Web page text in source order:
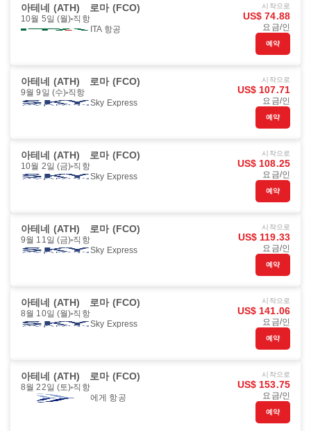
아테네 (ATH) 로마 (FCO)
10월 5일 (월) 직항
ITA 항공
시작으로
US$ 74.88
요금/인
예약
아테네 (ATH) 로마 (FCO)
9월 9일 (수) 직항
Sky Express
시작으로
US$ 107.71
요금/인
예약
아테네 (ATH) 로마 (FCO)
10월 2일 (금) 직항
Sky Express
시작으로
US$ 108.25
요금/인
예약
아테네 (ATH) 로마 (FCO)
9월 11일 (금) 직항
Sky Express
시작으로
US$ 119.33
요금/인
예약
아테네 (ATH) 로마 (FCO)
8월 10일 (월) 직항
Sky Express
시작으로
US$ 141.06
요금/인
예약
아테네 (ATH) 로마 (FCO)
8월 22일 (토) 직항
에게 항공
시작으로
US$ 153.75
요금/인
예약